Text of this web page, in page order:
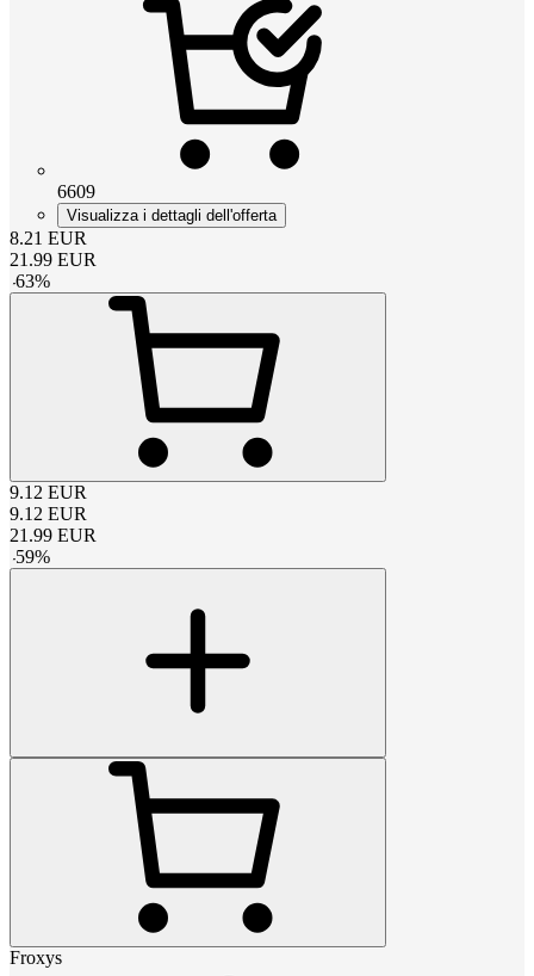
6609
Visualizza i dettagli dell'offerta
8.21 EUR
21.99 EUR
-63%
9.12 EUR
9.12 EUR
21.99 EUR
-59%
Froxys